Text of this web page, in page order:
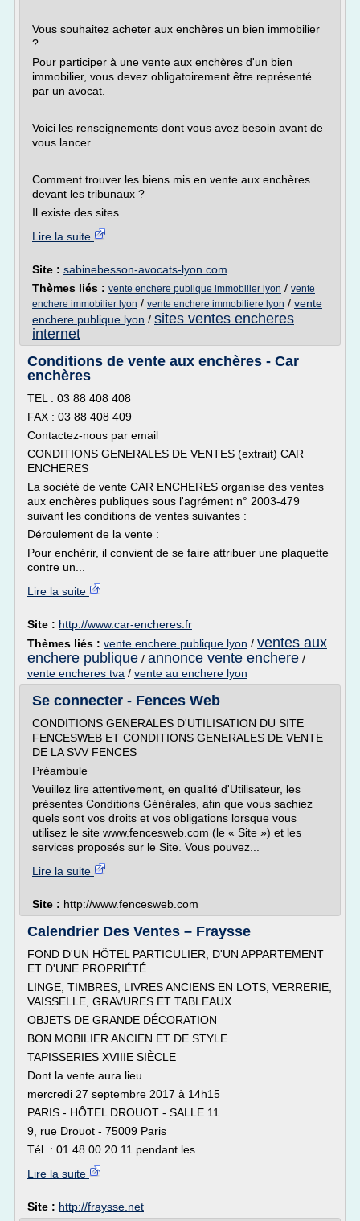
Vous souhaitez acheter aux enchères un bien immobilier
?
Pour participer à une vente aux enchères d'un bien
immobilier, vous devez obligatoirement être représenté
par un avocat.
Voici les renseignements dont vous avez besoin avant de
vous lancer.
Comment trouver les biens mis en vente aux enchères
devant les tribunaux ?
Il existe des sites...
Lire la suite
Site : sabinebesson-avocats-lyon.com
Thèmes liés : vente enchere publique immobilier lyon / vente
enchere immobilier lyon / vente enchere immobiliere lyon / vente
enchere publique lyon / sites ventes encheres
internet
Conditions de vente aux enchères - Car
enchères
TEL : 03 88 408 408
FAX : 03 88 408 409
Contactez-nous par email
CONDITIONS GENERALES DE VENTES (extrait) CAR
ENCHERES
La société de vente CAR ENCHERES organise des ventes
aux enchères publiques sous l'agrément n° 2003-479
suivant les conditions de ventes suivantes :
Déroulement de la vente :
Pour enchérir, il convient de se faire attribuer une plaquette
contre un...
Lire la suite
Site : http://www.car-encheres.fr
Thèmes liés : vente enchere publique lyon / ventes aux
enchere publique / annonce vente enchere /
vente encheres tva / vente au enchere lyon
Se connecter - Fences Web
CONDITIONS GENERALES D'UTILISATION DU SITE
FENCESWEB ET CONDITIONS GENERALES DE VENTE
DE LA SVV FENCES
Préambule
Veuillez lire attentivement, en qualité d'Utilisateur, les
présentes Conditions Générales, afin que vous sachiez
quels sont vos droits et vos obligations lorsque vous
utilisez le site www.fencesweb.com (le « Site ») et les
services proposés sur le Site. Vous pouvez...
Lire la suite
Site : http://www.fencesweb.com
Calendrier Des Ventes – Fraysse
FOND D'UN HÔTEL PARTICULIER, D'UN APPARTEMENT
ET D'UNE PROPRIÉTÉ
LINGE, TIMBRES, LIVRES ANCIENS EN LOTS, VERRERIE,
VAISSELLE, GRAVURES ET TABLEAUX
OBJETS DE GRANDE DÉCORATION
BON MOBILIER ANCIEN ET DE STYLE
TAPISSERIES XVIIIE SIÈCLE
Dont la vente aura lieu
mercredi 27 septembre 2017 à 14h15
PARIS - HÔTEL DROUOT - SALLE 11
9, rue Drouot - 75009 Paris
Tél. : 01 48 00 20 11 pendant les...
Lire la suite
Site : http://fraysse.net